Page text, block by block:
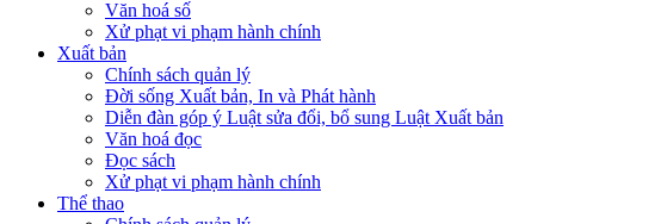
Văn hoá số
Xử phạt vi phạm hành chính
Xuất bản
Chính sách quản lý
Đời sống Xuất bản, In và Phát hành
Diễn đàn góp ý Luật sửa đổi, bổ sung Luật Xuất bản
Văn hoá đọc
Đọc sách
Xử phạt vi phạm hành chính
Thể thao